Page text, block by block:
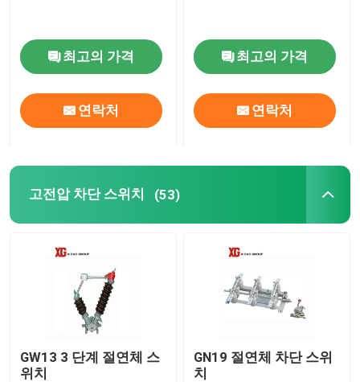
공기 짐 틈 스위치
전원 분배 개폐기
고전압 차단 스위치
최고의 가격
연락처
최고의 가격
연락처
고전압 차단 스위치 (53)
GW13 3 단계 절연체 스
위치
GN19 절연체 차단 스위
치